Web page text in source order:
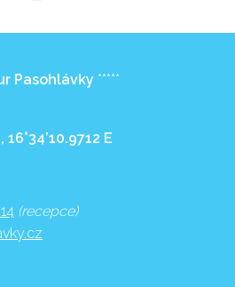
Pasohlávky *****
16°34’10.9712 E
(recepce)